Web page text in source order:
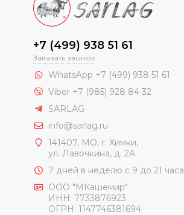
+7 (499) 938 51 61
Заказать звонок
WhatsApp +7 (499) 938 51 61
Viber +7 (985) 928 84 32
SARLAG
info@sarlag.ru
141407, МО, г. Химки,
ул. Лавочкина, д. 2А
7 дней в неделю с 9 до 21 часа
ООО "МКашемир"
ИНН: 7733876923
ОГРН: 1147746381694